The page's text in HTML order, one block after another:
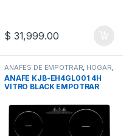
$ 31,999.00
ANAFES DE EMPOTRAR HOGAR
HORNOS Y ANAFES
ANAFE KJB-EH4GL001 4H
VITRO BLACK EMPOTRAR